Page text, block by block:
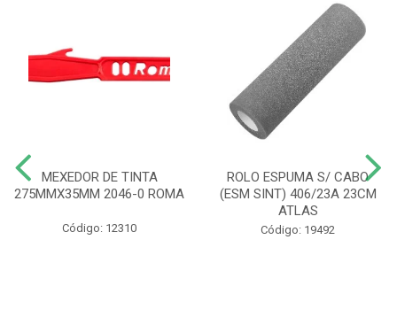
MEXEDOR DE TINTA
275MMX35MM 2046-0 ROMA
Código: 12310
ROLO ESPUMA S/ CABO
(ESM SINT) 406/23A 23CM
ATLAS
Código: 19492